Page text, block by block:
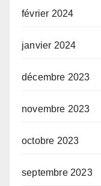
février 2024
janvier 2024
décembre 2023
novembre 2023
octobre 2023
septembre 2023